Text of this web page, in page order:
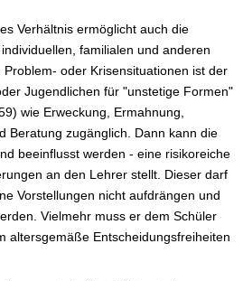
Verhältnis ermöglicht auch die
familialen und anderen
oder Krisensituationen ist der
Jugendlichen für "unstetige Formen"
wie Erweckung, Ermahnung,
Beratung zugänglich. Dann kann die
beeinflusst werden - eine risikoreiche
an den Lehrer stellt. Dieser darf
Vorstellungen nicht aufdrängen und
Vielmehr muss er dem Schüler
altersgemäße Entscheidungsfreiheiten